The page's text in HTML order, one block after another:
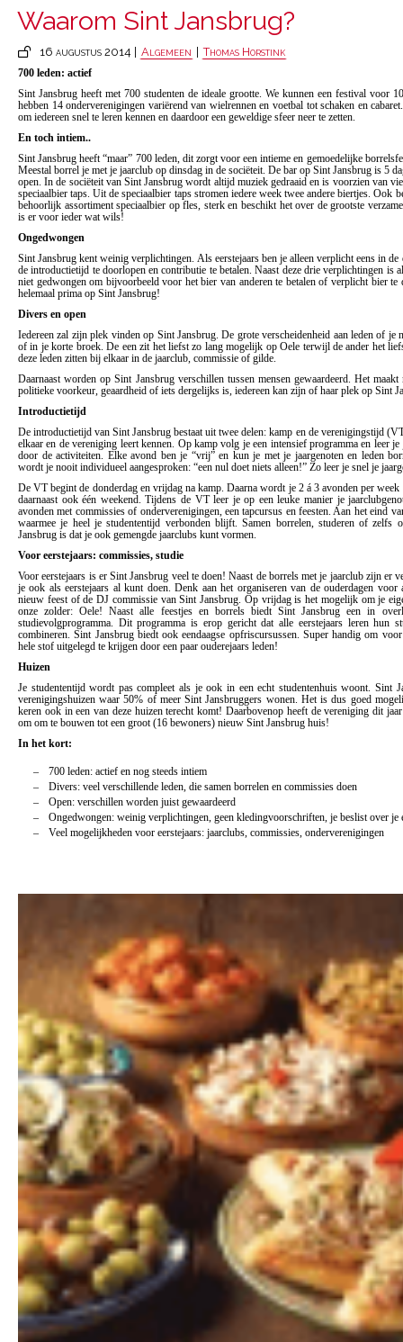
Waarom Sint Jansbrug?
16 augustus 2014 | Algemeen Thomas Horstink
700 leden: actief
Sint Jansbrug heeft met 700 studenten de ideale grootte. We kunnen een festival voor
hebben 14 onderverenigingen variërend van wielrennen en voetbal tot schaken en
om iedereen snel te leren kennen en daardoor een geweldige sfeer neer te zetten.
En toch intiem..
Sint Jansbrug heeft “maar” 700 leden, dit zorgt voor een intieme en gemoedelijke
Meestal borrel je met je jaarclub op dinsdag in de sociëteit. De bar op Sint Jansbrug is 5
open. In de sociëteit van Sint Jansbrug wordt altijd muziek gedraaid en is voorzien van
speciaalbier taps. Uit de speciaalbier taps stromen iedere week twee andere biertjes. Ook
behoorlijk assortiment speciaalbier op fles, sterk en beschikt het over de grootste
is er voor ieder wat wils!
Ongedwongen
Sint Jansbrug kent weinig verplichtingen. Als eerstejaars ben je alleen verplicht eens in de
de introductietijd te doorlopen en contributie te betalen. Naast deze drie verplichtingen is
niet gedwongen om bijvoorbeeld voor het bier van anderen te betalen of verplicht bier te
helemaal prima op Sint Jansbrug!
Divers en open
Iedereen zal zijn plek vinden op Sint Jansbrug. De grote verscheidenheid aan leden of je
of in je korte broek. De een zit het liefst zo lang mogelijk op Oele terwijl de ander het
deze leden zitten bij elkaar in de jaarclub, commissie of gilde.
Daarnaast worden op Sint Jansbrug verschillen tussen mensen gewaardeerd. Het
politieke voorkeur, geaardheid of iets dergelijks is, iedereen kan zijn of haar plek op Sint
Introductietijd
De introductietijd van Sint Jansbrug bestaat uit twee delen: kamp en de verenigingstijd
elkaar en de vereniging leert kennen. Op kamp volg je een intensief programma en leer je
door de activiteiten. Elke avond ben je “vrij” en kun je met je jaargenoten en leden
wordt je nooit individueel aangesproken: “een nul doet niets alleen!” Zo leer je snel je
De VT begint de donderdag en vrijdag na kamp. Daarna wordt je 2 á 3 avonden per
daarnaast ook één weekend. Tijdens de VT leer je op een leuke manier je
avonden met commissies of onderverenigingen, een tapcursus en feesten. Aan het eind
waarmee je heel je studententijd verbonden blijft. Samen borrelen, studeren of zelfs
Jansbrug is dat je ook gemengde jaarclubs kunt vormen.
Voor eerstejaars: commissies, studie
Voor eerstejaars is er Sint Jansbrug veel te doen! Naast de borrels met je jaarclub zijn er
je ook als eerstejaars al kunt doen. Denk aan het organiseren van de ouderdagen voor
nieuw feest of de DJ commissie van Sint Jansbrug. Op vrijdag is het mogelijk om je
onze zolder: Oele! Naast alle feestjes en borrels biedt Sint Jansbrug een in
studievolgprogramma. Dit programma is erop gericht dat alle eerstejaars leren hun
combineren. Sint Jansbrug biedt ook eendaagse opfriscursussen. Super handig om
hele stof uitgelegd te krijgen door een paar ouderejaars leden!
Huizen
Je studententijd wordt pas compleet als je ook in een echt studentenhuis woont. Sint
verenigingshuizen waar 50% of meer Sint Jansbruggers wonen. Het is dus goed
keren ook in een van deze huizen terecht komt! Daarbovenop heeft de vereniging dit
om om te bouwen tot een groot (16 bewoners) nieuw Sint Jansbrug huis!
In het kort:
700 leden: actief en nog steeds intiem
Divers: veel verschillende leden, die samen borrelen en commissies doen
Open: verschillen worden juist gewaardeerd
Ongedwongen: weinig verplichtingen, geen kledingvoorschriften, je beslist over je
Veel mogelijkheden voor eerstejaars: jaarclubs, commissies, onderverenigingen